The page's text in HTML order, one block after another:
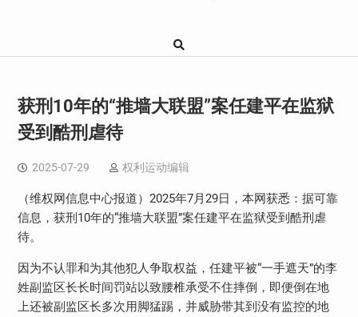
获刑10年的“推墙大联盟”案任建平在监狱
受到酷刑虐待
2025-07-29 权利运动编辑
（维权网信息中心报道）2025年7月29日，本网获悉：据可靠
信息，获刑10年的“推墙大联盟”案任建平在监狱受到酷刑虐
待。
因为不认罪和为其他犯人争取权益，任建平被“一手遮天”的李
姓副监区长长时间罚站以致腰椎承受不住摔倒，即便倒在地
上还被副监区长多次用脚猛踢，并威胁带其到没有监控的地